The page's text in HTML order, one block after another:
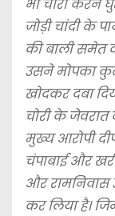
भी चोरी करने
जोड़ी चांदी के
की बाली समेत
उसने मोपका
खोदकर दबा
चोरी के
मुख्य आरोपी
चंपाबाई और
और रामनिवास
कर लिया है।